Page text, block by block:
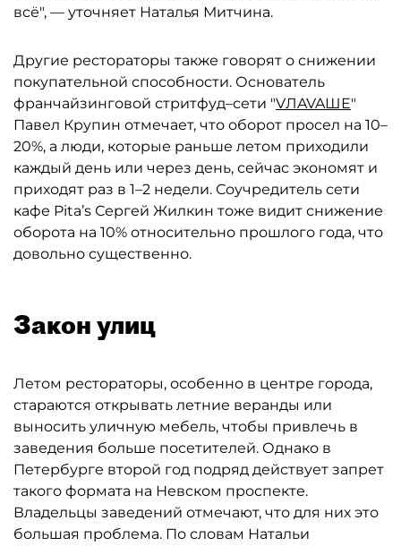
всё", — уточняет Наталья Митчина.
Другие рестораторы также говорят о снижении
покупательной способности. Основатель
франчайзинговой стритфуд–сети "VЛAVAШЕ"
Павел Крупин отмечает, что оборот просел на 10–
20%, а люди, которые раньше летом приходили
каждый день или через день, сейчас экономят и
приходят раз в 1–2 недели. Соучредитель сети
кафе Pita’s Сергей Жилкин тоже видит снижение
оборота на 10% относительно прошлого года, что
довольно существенно.
Закон улиц
Летом рестораторы, особенно в центре города,
стараются открывать летние веранды или
выносить уличную мебель, чтобы привлечь в
заведения больше посетителей. Однако в
Петербурге второй год подряд действует запрет
такого формата на Невском проспекте.
Владельцы заведений отмечают, что для них это
большая проблема. По словам Натальи